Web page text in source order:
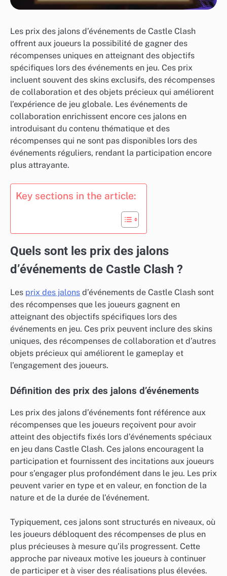
Les prix des jalons d’événements de Castle Clash
offrent aux joueurs la possibilité de gagner des
récompenses uniques en atteignant des objectifs
spécifiques lors des événements en jeu. Ces prix
incluent souvent des skins exclusifs, des récompenses
de collaboration et des objets précieux qui améliorent
l’expérience de jeu globale. Les événements de
collaboration enrichissent encore ces jalons en
introduisant du contenu thématique et des
récompenses qui ne sont pas disponibles lors des
événements réguliers, rendant la participation encore
plus attrayante.
Key sections in the article:
Quels sont les prix des jalons
d’événements de Castle Clash ?
Les prix des jalons d’événements de Castle Clash sont
des récompenses que les joueurs gagnent en
atteignant des objectifs spécifiques lors des
événements en jeu. Ces prix peuvent inclure des skins
uniques, des récompenses de collaboration et d’autres
objets précieux qui améliorent le gameplay et
l’engagement des joueurs.
Définition des prix des jalons d’événements
Les prix des jalons d’événements font référence aux
récompenses que les joueurs reçoivent pour avoir
atteint des objectifs fixés lors d’événements spéciaux
en jeu dans Castle Clash. Ces jalons encouragent la
participation et fournissent des incitations aux joueurs
pour s’engager plus profondément dans le jeu. Les prix
peuvent varier en type et en valeur, en fonction de la
nature et de la durée de l’événement.
Typiquement, ces jalons sont structurés en niveaux, où
les joueurs débloquent des récompenses de plus en
plus précieuses à mesure qu’ils progressent. Cette
approche par niveaux motive les joueurs à continuer
de participer et à viser des réalisations plus élevées.